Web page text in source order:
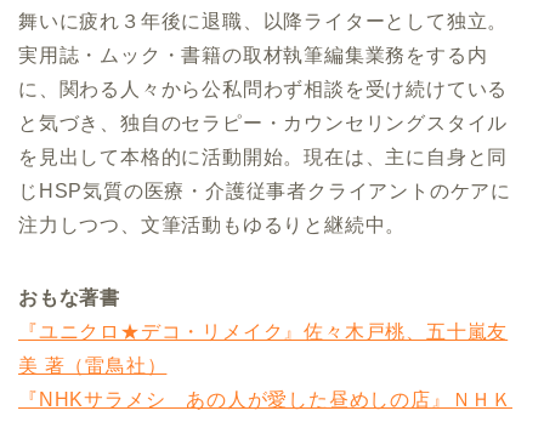
舞いに疲れ３年後に退職、以降ライターとして独立。
実用誌・ムック・書籍の取材執筆編集業務をする内
に、関わる人々から公私問わず相談を受け続けている
と気づき、独自のセラピー・カウンセリングスタイル
を見出して本格的に活動開始。現在は、主に自身と同
じHSP気質の医療・介護従事者クライアントのケアに
注力しつつ、文筆活動もゆるりと継続中。
おもな著書
『ユニクロ★デコ・リメイク』佐々木戸桃、五十嵐友
美 著（雷鳥社）
『NHKサラメシ あの人が愛した昼めしの店』ＮＨＫ